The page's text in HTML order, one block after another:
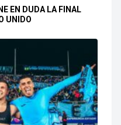
EN DUDA LA FINAL
UNIDO